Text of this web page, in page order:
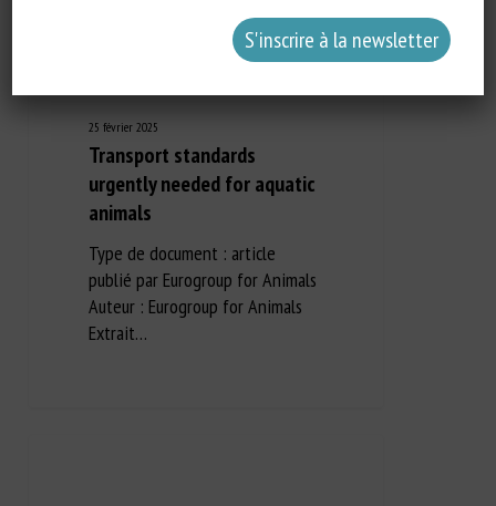
25 février 2025
Transport standards
urgently needed for aquatic
animals
Type de document : article
publié par Eurogroup for Animals
Auteur : Eurogroup for Animals
Extrait…